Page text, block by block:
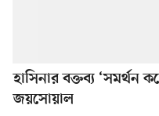
হাসিনার বক্তব্য ‘সমর্থন
জয়সোয়াল